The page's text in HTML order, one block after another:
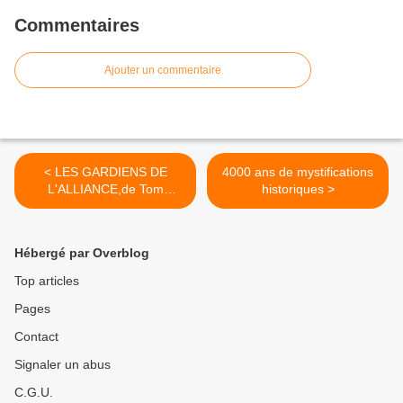
Commentaires
Ajouter un commentaire
< LES GARDIENS DE
L'ALLIANCE,de Tom
Egeland
4000 ans de mystifications
historiques >
Hébergé par Overblog
Top articles
Pages
Contact
Signaler un abus
C.G.U.